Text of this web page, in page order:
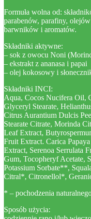
Formuła wolna od:
parabenów, parafiny,
barwników i aromatów.
Składniki aktywne:
– sok z owocu Noni
– ekstrakt z ananasa i papai
– olej kokosowy i
Składniki INCI:
Aqua, Cocos Nucifera Oil,
Glyceryl Stearate,
Citrus Aurantium Dulcis
Stearate Citrate, Morinda
Leaf Extract,
Fruit Extract. Carica
Extract, Serenoa Serrulata
Gum, Tocopheryf Acetate,
Potassium Sorbate**,
Citral*, Citronellol*,
* – pochodzenia
Sposób użycia: